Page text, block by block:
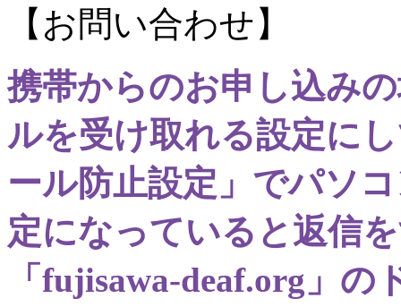
【お問い合わせ】
携帯からのお申し込み
ルを受け取れる設定に
ール防止設定」でパソ
定になっていると返信
「fujisawa-deaf.org」